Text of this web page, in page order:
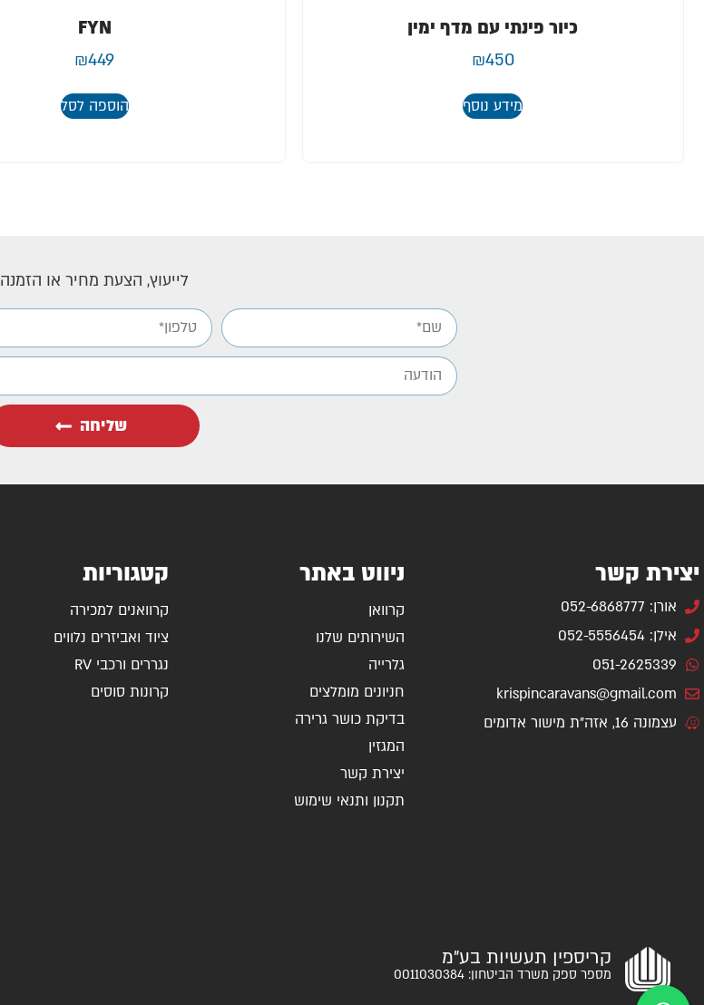
כיור פינתי עם מדף ימין
₪450
מידע נוסף
FYN
₪449
הוספה לסל
לייעוץ, הצעת מחיר או הזמנה
שליחה
יצירת קשר
אורן: 052-6868777
אילן: 052-5556454
051-2625339
krispincaravans@gmail.com
עצמונה 16, אזה"ת מישור אדומים
ניווט באתר
קרוואן
השירותים שלנו
גלרייה
חניונים מומלצים
בדיקת כושר גרירה
המגזין
יצירת קשר
תקנון ותנאי שימוש
קטגוריות
קרוואנים למכירה
ציוד ואביזרים נלווים
נגררים ורכבי RV
קרונות סוסים
קריספין תעשיות בע"מ
מספר ספק משרד הביטחון: 0011030384